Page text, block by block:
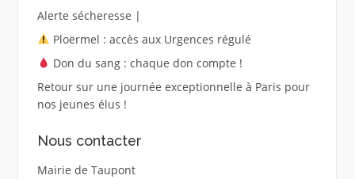
Alerte sécheresse |
Ploërmel : accès aux Urgences régulé
Don du sang : chaque don compte !
Retour sur une journée exceptionnelle à Paris pour
nos jeunes élus !
Nous contacter
Mairie de Taupont